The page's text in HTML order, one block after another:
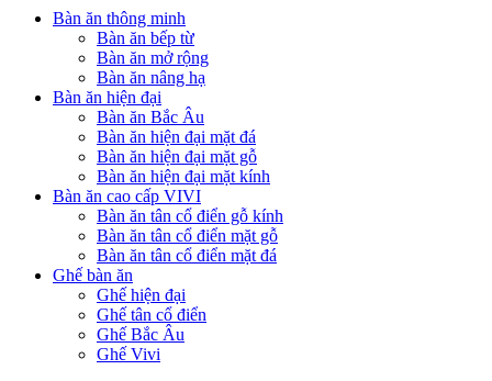
Bàn ăn thông minh
Bàn ăn bếp từ
Bàn ăn mở rộng
Bàn ăn nâng hạ
Bàn ăn hiện đại
Bàn ăn Bắc Âu
Bàn ăn hiện đại mặt đá
Bàn ăn hiện đại mặt gỗ
Bàn ăn hiện đại mặt kính
Bàn ăn cao cấp VIVI
Bàn ăn tân cổ điển gỗ kính
Bàn ăn tân cổ điển mặt gỗ
Bàn ăn tân cổ điển mặt đá
Ghế bàn ăn
Ghế hiện đại
Ghế tân cổ điển
Ghế Bắc Âu
Ghế Vivi